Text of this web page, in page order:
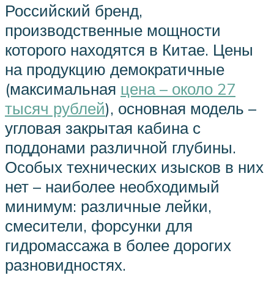
Российский бренд,
производственные мощности
которого находятся в Китае. Цены
на продукцию демократичные
(максимальная цена – около 27
тысяч рублей), основная модель –
угловая закрытая кабина с
поддонами различной глубины.
Особых технических изысков в них
нет – наиболее необходимый
минимум: различные лейки,
смесители, форсунки для
гидромассажа в более дорогих
разновидностях.